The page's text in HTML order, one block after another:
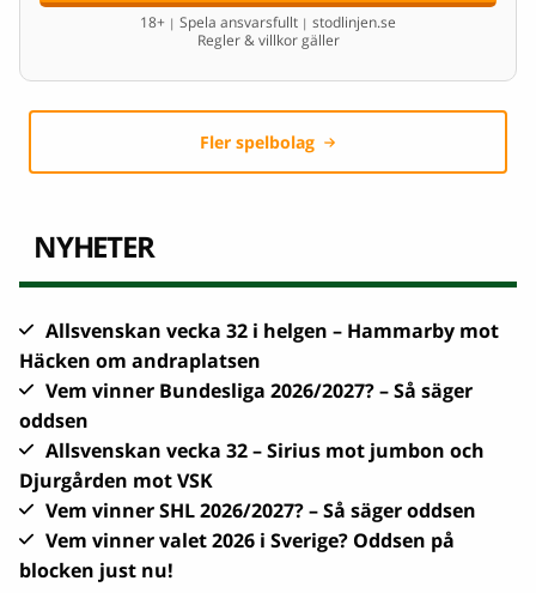
18+ | Spela ansvarsfullt | stodlinjen.se
Regler & villkor gäller
Fler spelbolag
NYHETER
Allsvenskan vecka 32 i helgen – Hammarby mot
Häcken om andraplatsen
Vem vinner Bundesliga 2026/2027? – Så säger
oddsen
Allsvenskan vecka 32 – Sirius mot jumbon och
Djurgården mot VSK
Vem vinner SHL 2026/2027? – Så säger oddsen
Vem vinner valet 2026 i Sverige? Oddsen på
blocken just nu!